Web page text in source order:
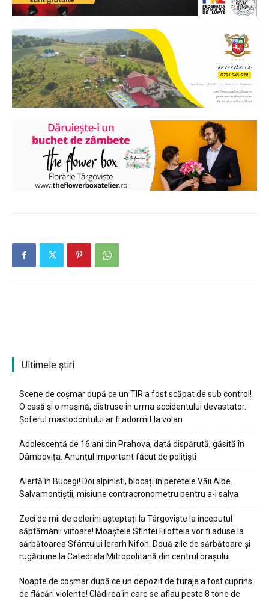
Ultimele ştiri
Scene de coșmar după ce un TIR a fost scăpat de sub control!
O casă și o mașină, distruse în urma accidentului devastator.
Șoferul mastodontului ar fi adormit la volan
Adolescentă de 16 ani din Prahova, dată dispărută, găsită în
Dâmbovița. Anunțul important făcut de polițiști
Alertă în Bucegi! Doi alpiniști, blocați în peretele Văii Albe.
Salvamontiștii, misiune contracronometru pentru a-i salva
Zeci de mii de pelerini așteptați la Târgoviște la începutul
săptămânii viitoare! Moaștele Sfintei Filofteia vor fi aduse la
sărbătoarea Sfântului Ierarh Nifon. Două zile de sărbătoare și
rugăciune la Catedrala Mitropolitană din centrul orașului
Noapte de coșmar după ce un depozit de furaje a fost cuprins
de flăcări violente! Clădirea în care se aflau peste 8 tone de